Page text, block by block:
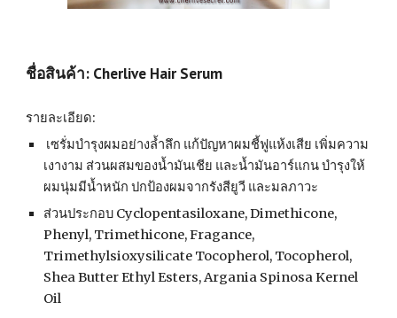
ชื่อสินค้า: Cherlive Hair Serum
รายละเอียด:
เงางาม ส่วนผสมของน้ำมันเชีย และน้ำมันอาร์แกน บำรุงให้
ผมนุ่มมีน้ำหนัก ปกป้องผมจากรังสียูวี และมลภาวะ
ส่วนประกอบ Cyclopentasiloxane, Dimethicone,
Phenyl, Trimethicone, Fragance,
Trimethylsioxysilicate Tocopherol, Tocopherol,
Shea Butter Ethyl Esters, Argania Spinosa Kernel
Oil